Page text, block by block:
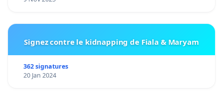
Signez contre le kidnapping de Fiala & Maryam
362 signatures
20 Jan 2024